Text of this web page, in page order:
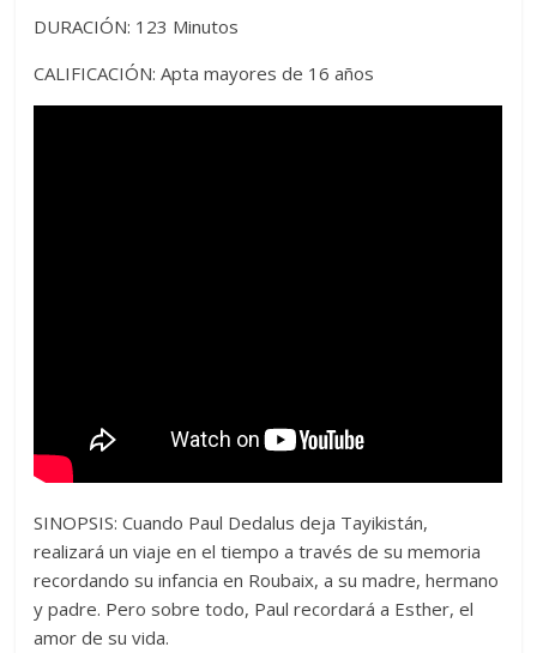
DURACIÓN: 123 Minutos
CALIFICACIÓN: Apta mayores de 16 años
SINOPSIS: Cuando Paul Dedalus deja Tayikistán,
realizará un viaje en el tiempo a través de su memoria
recordando su infancia en Roubaix, a su madre, hermano
y padre. Pero sobre todo, Paul recordará a Esther, el
amor de su vida.